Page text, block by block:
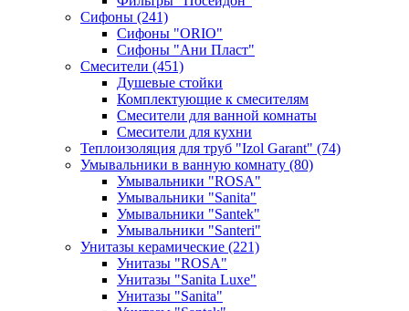
Сифоны (241)
Сифоны "ORIO"
Сифоны "Ани Пласт"
Смесители (451)
Душевые стойки
Комплектующие к смесителям
Смесители для ванной комнаты
Смесители для кухни
Теплоизоляция для труб "Izol Garant" (74)
Умывальники в ванную комнату (80)
Умывальники "ROSA"
Умывальники "Sanita"
Умывальники "Santek"
Умывальники "Santeri"
Унитазы керамические (221)
Унитазы "ROSA"
Унитазы "Sanita Luxe"
Унитазы "Sanita"